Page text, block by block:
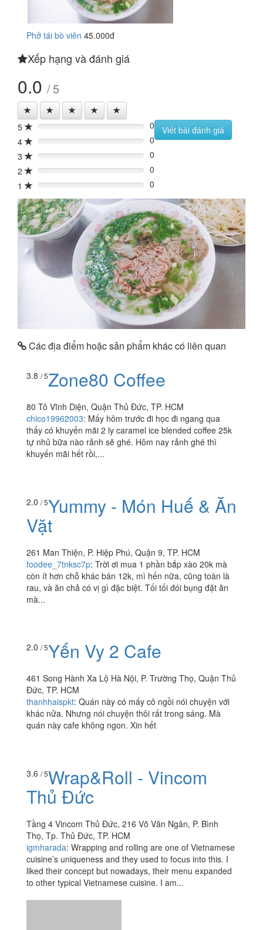
Phở tái bò viên 45.000đ
Xếp hạng và đánh giá
0.0 / 5
5 0%
0
4
0%
0
3
0%
0
2
0%
0
1
0% 0
Viết bài đánh giá
Các địa điểm hoặc sản phẩm khác có liên quan
3.8 / 5Zone80 Coffee
80 Tô Vĩnh Diện, Quận Thủ Đức, TP. HCM
chico19962003: Mấy hôm trước đi học đi ngang qua
thấy có khuyến mãi 2 ly caramel ice blended coffee 25k
tự nhủ bữa nào rảnh sẽ ghé. Hôm nay rảnh ghé thì
khuyến mãi hết rồi,...
2.0 / 5Yummy - Món Huế & Ăn
Vặt
261 Man Thiện, P. Hiệp Phú, Quận 9, TP. HCM
mà...
2.0/ 5 Yến Vy 2 Cafe
461 Song Hành Xa Lộ Hà Nội, P. Trường Thọ, Quận Thủ
quán này cafe không ngon. Xin hết
3.6/ 5 Wrap&Roll - Vincom
Thủ Đức
Tầng 4 Vincom Thủ Đức, 216 Võ Văn Ngân, P. Bình
Thọ, Tp. Thủ Đức, TP. HCM